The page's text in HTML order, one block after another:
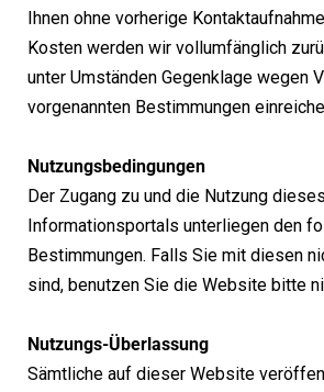
Ihnen ohne vorherige
Kosten werden wir vollumfänglich
unter Umständen Gegenklage wegen
vorgenannten Bestimmungen
Nutzungsbedingungen
Der Zugang zu und die Nutzung dieses
Informationsportals unterliegen den
Bestimmungen. Falls Sie mit diesen
sind, benutzen Sie die Website bitte
Nutzungs-Überlassung
Sämtliche auf dieser Website